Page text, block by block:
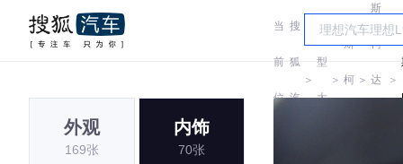
当
前
位
搜
狐
汽
＞
车
型
大
＞
斯
柯 ＞
斯
柯
达 ＞
外观
169张
内饰
70张